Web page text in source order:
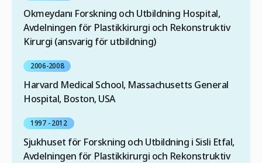
Okmeydanı Forskning och Utbildning Hospital,
Avdelningen för Plastikkirurgi och Rekonstruktiv
Kirurgi (ansvarig för utbildning)
2006-2008
Harvard Medical School, Massachusetts General
Hospital, Boston, USA
1997 - 2012
Sjukhuset för Forskning och Utbildning i Sisli Etfal,
Avdelningen för Plastikkirurgi och Rekonstruktiv